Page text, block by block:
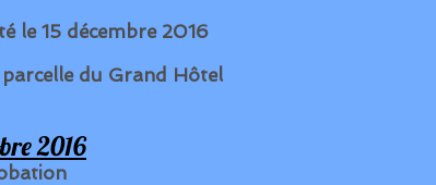
le 15 décembre 2016
du Grand Hôtel
2016